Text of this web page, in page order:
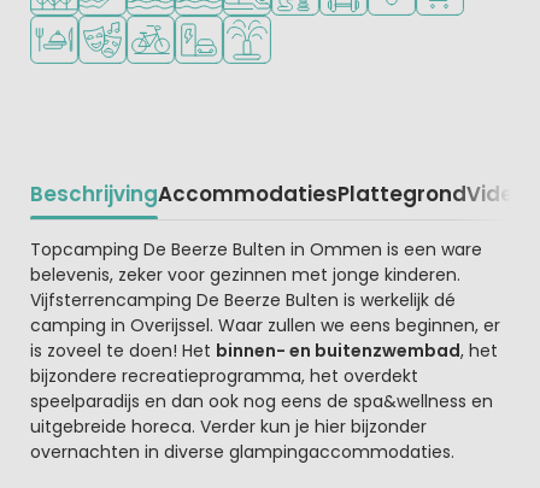
Restaurant of pizzeria
Animatieprogramma
Fietsverhuur
Laadpaal elektrische auto
Waterspeeltuin
BeschrijvingAccommodatiesPlattegrondVideo
Beschrijving
Topcamping De Beerze Bulten in Ommen is een ware
belevenis, zeker voor gezinnen met jonge kinderen.
Vijfsterrencamping De Beerze Bulten is werkelijk dé
camping in Overijssel. Waar zullen we eens beginnen, er
is zoveel te doen! Het binnen- en buitenzwembad, het
bijzondere recreatieprogramma, het overdekt
speelparadijs en dan ook nog eens de spa&wellness en
uitgebreide horeca. Verder kun je hier bijzonder
overnachten in diverse glampingaccommodaties.